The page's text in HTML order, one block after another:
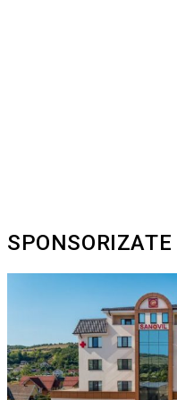
SPONSORIZATE